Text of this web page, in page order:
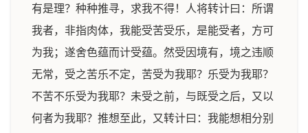
有是理？种种推寻，求我不得！人将转计曰：所谓
我者，非指肉体，我能受苦受乐，是能受者，方可
为我；遂舍色蕴而计受蕴。然受因境有，境之违顺
无常，受之苦乐不定，苦受为我耶？乐受为我耶？
不苦不乐受为我耶？未受之前，与既受之后，又以
何者为我耶？推想至此，又转计曰：我能想相分别